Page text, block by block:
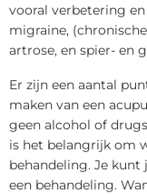
vooral verbetering
migraine,
artrose, en spier- en
Er zijn een aantal
maken van een
geen alcohol of
is het belangrijk om
behandeling. Je
een behandeling.